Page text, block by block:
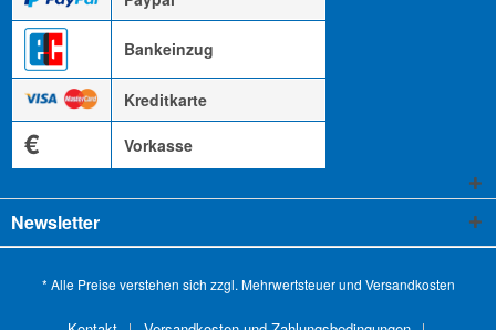
Bankeinzug
Kreditkarte
€ Vorkasse
Newsletter
* Alle Preise verstehen sich zzgl. Mehrwertsteuer und Versandkosten